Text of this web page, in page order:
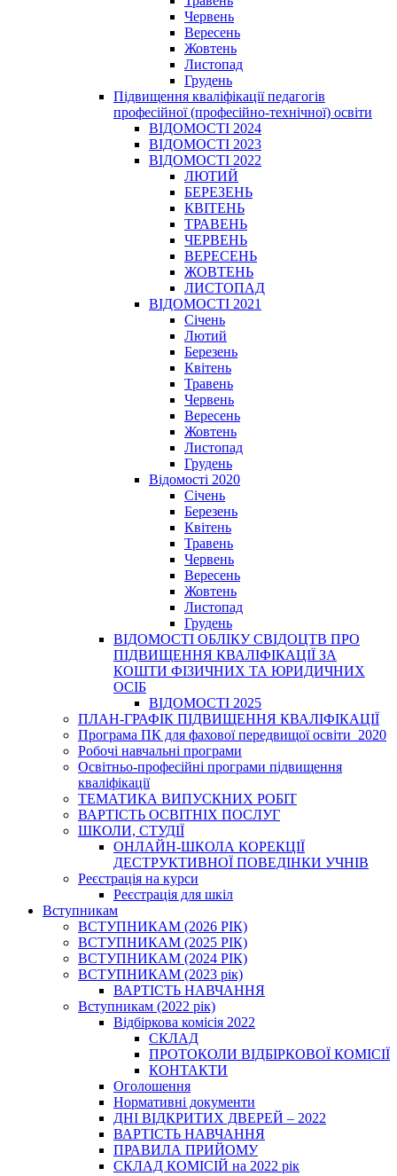
Червень
Вересень
Жовтень
Листопад
Грудень
Підвищення кваліфікації педагогів
професійної (професійно-технічної) освіти
ВІДОМОСТІ 2024
ВІДОМОСТІ 2023
ВІДОМОСТІ 2022
ЛЮТИЙ
БЕРЕЗЕНЬ
КВІТЕНЬ
ТРАВЕНЬ
ЧЕРВЕНЬ
ВЕРЕСЕНЬ
ЖОВТЕНЬ
ЛИСТОПАД
ВІДОМОСТІ 2021
Січень
Лютий
Березень
Квітень
Травень
Червень
Вересень
Жовтень
Листопад
Грудень
Відомості 2020
Січень
Березень
Квітень
Травень
Червень
Вересень
Жовтень
Листопад
Грудень
ВІДОМОСТІ ОБЛІКУ СВІДОЦТВ ПРО
ПІДВИЩЕННЯ КВАЛІФІКАЦІЇ ЗА
КОШТИ ФІЗИЧНИХ ТА ЮРИДИЧНИХ
ОСІБ
ВІДОМОСТІ 2025
ПЛАН-ГРАФІК ПІДВИЩЕННЯ КВАЛІФІКАЦІЇ
Програма ПК для фахової передвищої освіти_2020
Робочі навчальні програми
Освітньо-професійні програми підвищення
кваліфікації
ТЕМАТИКА ВИПУСКНИХ РОБІТ
ВАРТІСТЬ ОСВІТНІХ ПОСЛУГ
ШКОЛИ, СТУДІЇ
ОНЛАЙН-ШКОЛА КОРЕКЦІЇ
ДЕСТРУКТИВНОЇ ПОВЕДІНКИ УЧНІВ
Реєстрація на курси
Реєстрація для шкіл
Вступникам
ВСТУПНИКАМ (2026 РІК)
ВСТУПНИКАМ (2025 РІК)
ВСТУПНИКАМ (2024 РІК)
ВСТУПНИКАМ (2023 рік)
ВАРТІСТЬ НАВЧАННЯ
Вступникам (2022 рік)
Відбіркова комісія 2022
СКЛАД
ПРОТОКОЛИ ВІДБІРКОВОЇ КОМІСІЇ
КОНТАКТИ
Оголошення
Нормативні документи
ДНІ ВІДКРИТИХ ДВЕРЕЙ – 2022
ВАРТІСТЬ НАВЧАННЯ
ПРАВИЛА ПРИЙОМУ
СКЛАД КОМІСІЙ на 2022 рік